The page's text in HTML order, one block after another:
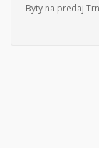
Byty na predaj